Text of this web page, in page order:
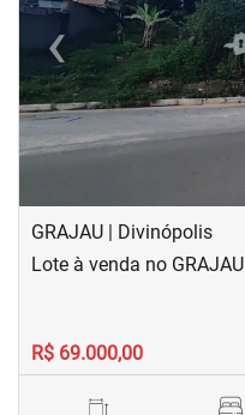
‹Previous
GRAJAU | Divinópolis
Lote à venda no GRAJAU
R$ 69.000,00